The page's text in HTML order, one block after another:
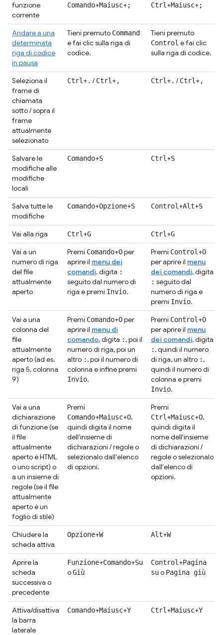
funzione
corrente
Comando+Maiusc+; Ctrl +Maiusc+;
Andare a una
determinata
riga di codice
in pausa
Tieni premuto Command
e fai clic sulla riga di
codice.
Tieni premuto
Control e fai clic
sulla riga di codice.
Seleziona il
frame di
chiamata
sotto / sopra il
frame
attualmente
selezionato
Ctrl +. / Ctrl +, Ctrl +. / Ctrl +,
Salvare le
modifiche alle
modifiche
locali
Comando+S Ctrl +S
Salva tutte le
modifiche
Comando+Opzione+S Control +Alt+S
Vai alla riga Ctrl +G Ctrl +G
Vai a un
numero di riga
del file
attualmente
aperto
Premi Comando+Oper
aprire il menu dei
comandi, digita :
seguito dal numero di
riga e premi Invio.
Premi Control +O
per aprire il menu
dei comandi, digita
: seguito dal
numero di riga e
premi Invio.
Vai a una
colonna del
file
attualmente
aperto (ad es.
riga 5, colonna
9)
Premi Comando+Oper
aprire il menu di
comando, digita : , poi il
numero di riga, poi un
altro : , poi il numero di
colonna e infine premi
Invio.
Premi Control +O
per aprire il menu
dei comandi, digita
: , quindi il numero
di riga, un altro : ,
quindi il numero di
colonna e premi
Invio.
Vai a una
dichiarazione
di funzione (se
il file
attualmente
aperto è HTML
o uno script) o
a un insieme di
regole (se il file
attualmente
aperto è un
foglio di stile)
Premi
Comando+Maiusc+O,
quindi digita il nome
dell'insieme di
dichiarazioni / regole o
selezionalo dall'elenco
di opzioni.
Premi
Ctrl +Maiusc+O,
quindi digita il
nome dell'insieme
di dichiarazioni /
regole o selezionalo
dall'elenco di
opzioni.
Chiudere la
scheda attiva
Opzione+W Alt+W
Aprire la
scheda
successiva o
precedente
Funzione+Comando+Su
oGiù
Control +Pagina
suo Pagina giù
Attiva/disattiva
la barra
laterale
Comando+Maiusc+Y Ctrl +Maiusc+Y